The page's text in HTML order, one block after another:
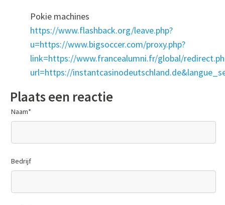
Pokie machines
https://www.flashback.org/leave.php?
u=https://www.bigsoccer.com/proxy.php?
link=https://www.francealumni.fr/global/
url=https://
Plaats een reactie
Naam*
Bedrijf